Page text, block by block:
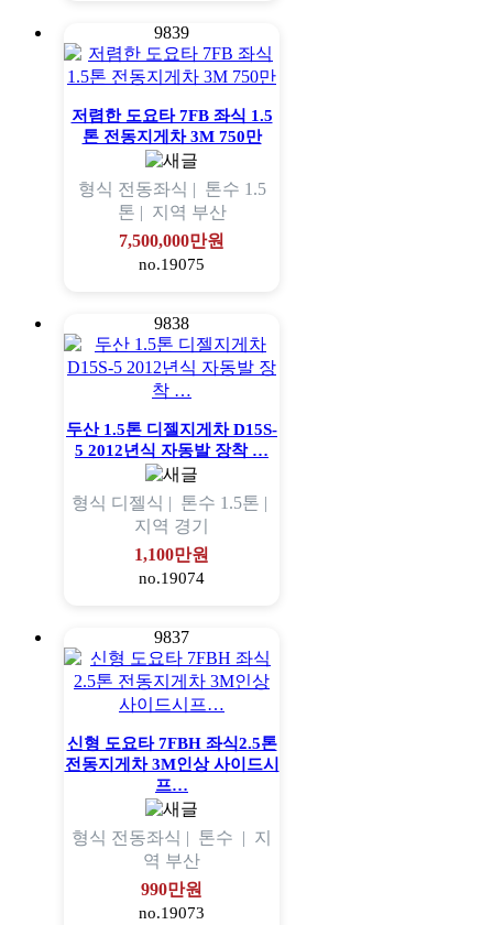
9839
저렴한 도요타 7FB 좌식 1.5
톤 전동지게차 3M 750만
형식 전동좌식 | 톤수 1.5
톤 | 지역 부산
7,500,000만원
no.19075
9838
두산 1.5톤 디젤지게차 D15S-
5 2012년식 자동발 장착 …
형식 디젤식 | 톤수 1.5톤 |
지역 경기
1,100만원
no.19074
9837
신형 도요타 7FBH 좌식2.5톤
전동지게차 3M인상 사이드시
프…
형식 전동좌식 | 톤수 | 지
역 부산
990만원
no.19073